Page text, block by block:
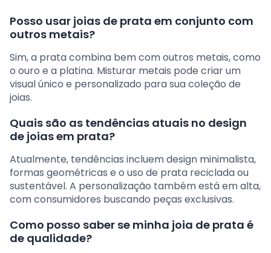
Posso usar joias de prata em conjunto com
outros metais?
Sim, a prata combina bem com outros metais, como
o ouro e a platina. Misturar metais pode criar um
visual único e personalizado para sua coleção de
joias.
Quais são as tendências atuais no design
de joias em prata?
Atualmente, tendências incluem design minimalista,
formas geométricas e o uso de prata reciclada ou
sustentável. A personalização também está em alta,
com consumidores buscando peças exclusivas.
Como posso saber se minha joia de prata é
de qualidade?